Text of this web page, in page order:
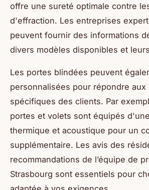
offre une sureté optimale contre
d'effraction. Les entreprises
peuvent fournir des informations
divers modèles disponibles et
Les portes blindées peuvent
personnalisées pour répondre aux
spécifiques des clients. Par
portes et volets sont équipés
thermique et acoustique pour un
supplémentaire. Les avis des
recommandations de l’équipe de
Strasbourg sont essentiels pour